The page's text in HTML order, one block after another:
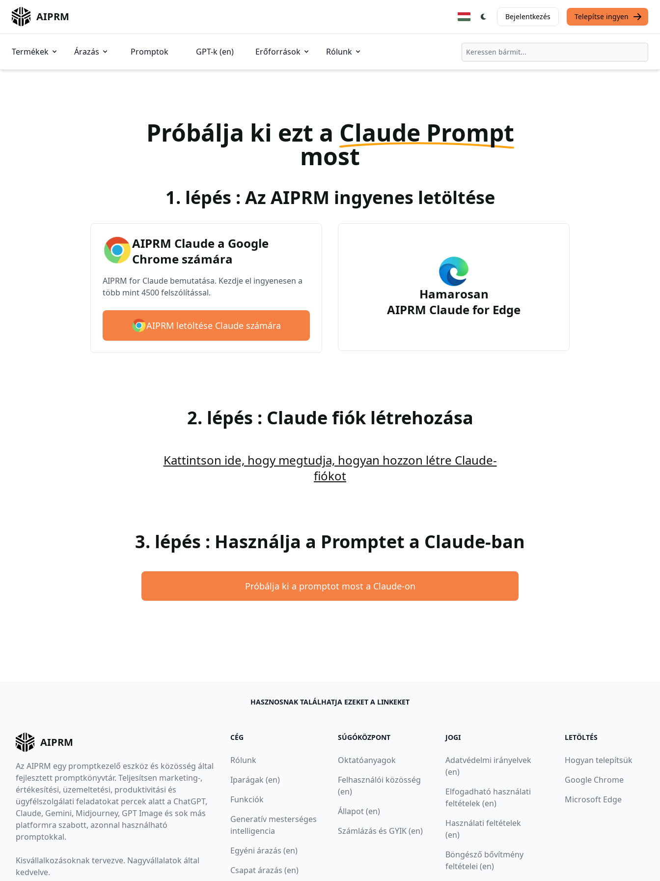
AIPRM Bejelentkezés Telepítse ingyen
Termékek Árazás Promptok GPT-k (en) Erőforrások Rólunk
Próbálja ki ezt a Claude Prompt
most
1. lépés : Az AIPRM ingyenes letöltése
AIPRM Claude a Google
Chrome számára
AIPRM for Claude bemutatása. Kezdje el ingyenesen a
több mint 4500 felszólítással.
AIPRM letöltése Claude számára
Hamarosan
AIPRM Claude for Edge
2. lépés : Claude fiók létrehozása
Kattintson ide, hogy megtudja, hogyan hozzon létre Claude-
fiókot
3. lépés : Használja a Promptet a Claude-ban
Próbálja ki a promptot most a Claude-on
HASZNOSNAK TALÁLHATJA EZEKET A LINKEKET
AIPRM
Az AIPRM egy promptkezelő eszköz és közösség által
fejlesztett promptkönyvtár. Teljesítsen marketing-,
értékesítési, üzemeltetési, produktivitási és
ügyfélszolgálati feladatokat percek alatt a ChatGPT,
Claude, Gemini, Midjourney, GPT Image és sok más
platformra szabott, azonnal használható
promptokkal.
Kisvállalkozásoknak tervezve. Nagyvállalatok által
kedvelve.
CÉG
Rólunk
Iparágak (en)
Funkciók
Generatív mesterséges
intelligencia
Egyéni árazás (en)
Csapat árazás (en)
SÚGÓKÖZPONT
Oktatóanyagok
Felhasználói közösség
(en)
Állapot (en)
Számlázás és GYIK (en)
JOGI
Adatvédelmi irányelvek
(en)
Elfogadható használati
feltételek (en)
Használati feltételek
(en)
Böngésző bővítmény
feltételei (en)
LETÖLTÉS
Hogyan telepítsük
Google Chrome
Microsoft Edge